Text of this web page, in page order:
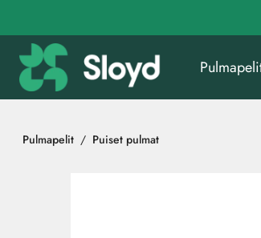
Pulmapelit Puiset pulmat